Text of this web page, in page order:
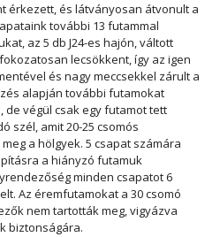
érkezett, és látványosan átvonult a
további 13 futammal
az 5 db J24-es hajón, váltott
lecsökkent, így az igen
és nagy meccsekkel zárult a
alapján további futamokat
végül csak egy futamot tett
szél, amit 20-25 csomós
a hölgyek. 5 csapat számára
a hiányzó futamuk
minden csapatot 6
Az éremfutamokat a 30 csomó
nem tartották meg, vigyázva
biztonságára.